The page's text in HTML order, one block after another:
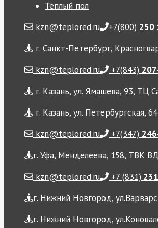
Теплый пол
kzn@teplored.ru
+7(800) 250
г. Санкт-Петербург,
kzn@teplored.ru
+7(843)
г. Казань, ул. Ямашева, 93, ТЦ
г. Казань, ул. Петербургская, 64
kzn@teplored.ru
+7(347)
г. Уфа, Менделеева, 158, ТВК
kzn@teplored.ru
+7 (831)
г. Нижний Новгород,
г. Нижний Новгород,